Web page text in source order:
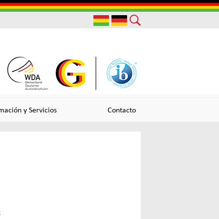
y Servicios Contacto
Useful
Links